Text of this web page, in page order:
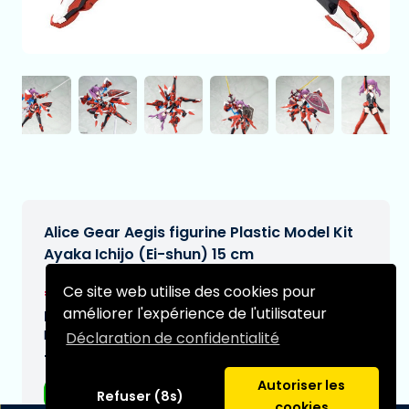
Ce site web utilise des cookies pour
améliorer l'expérience de l'utilisateur
Déclaration de confidentialité
Refuser (8s)
Autoriser les
Alice Gear Aegis figurine Plastic Model Kit
Ayaka Ichijo (Ei-shun) 15 cm
€80,95 [Sous réserve de modifications]
Date de livraison prévue:
N/A
Type:
Figurines d'anime